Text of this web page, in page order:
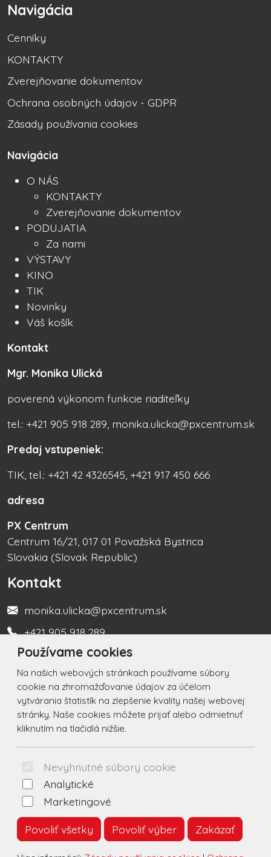
Používame cookies
Na našich webových stránkach používame súbory
cookie na zhromažďovanie údajov za účelom
vytvárania štatistík na zlepšenie kvality našej webovej
stránky. Naše cookies môžete prijať alebo odmietnuť
kliknutím na tlačidlá nižšie.
Nevyhnutné súbory cookie
Analytické
Marketingové
Povoliť všetky Povoliť výber Zakázať
Navigácia
Cenníky
KONTAKTY
Zverejňovanie dokumentov
Ochrana osobných údajov - GDPR
Zásady používania cookies
Navigácia
O NÁS
KONTAKTY
Zverejňovanie dokumentov
PODUJATIA
Za nami
VÝSTAVY
KINO
TIK
Novinky
Váš košík
Kontakt
Mgr. Monika Ulická
poverená výkonom funkcie riaditeľky
tel.: +421 905 918 289, monika.ulicka@pxcentrum.sk
Predaj vstupeniek:
TIK, tel.: +421 42 4326545, +421 917 450 666
adresa
PX Centrum
Centrum 16/21, 017 01 Považská Bystrica
Slovakia (Slovak Republic)
Kontakt
monika.ulicka@pxcentrum.sk
+421 905 918 289
Turistická informačná kancelária +421 917 450 666
Social
Facebook
Instagram
© 2026 Arrabella s.r.o., mayabella s.r.o., Všetky práva
Hosting: - Web: